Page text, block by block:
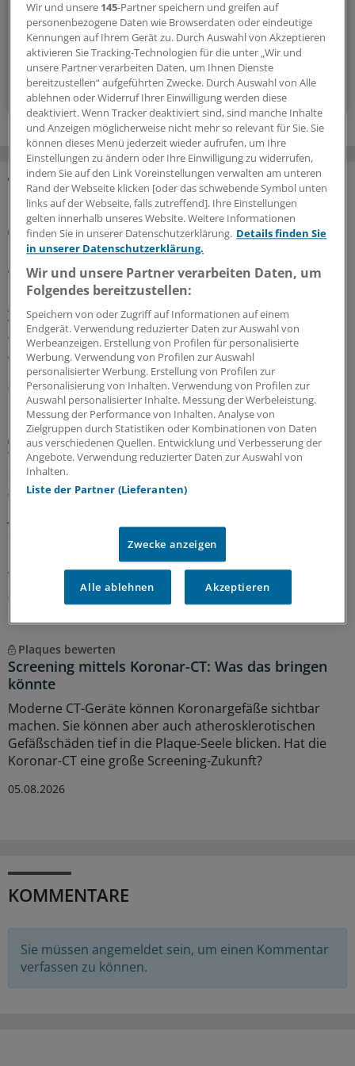
alle 2 Wochen (Mittwoch)
Zum Abonnieren bitte anmelden
MEHR ZUM THEMA
Risiko einschätzen und Lebensstil ändern
Diabetes und Vorhofflimmern: Das hilft gegen die
gefährliche Kombi
Ein Diabetes schlägt auf Nerven, Nieren, Gefäße und
Augen. Dass er auch Herzrhythmusstörungen und
Vorhofflimmern begünstigen kann, ist weniger bekannt.
Wie Sie Ihre Patientinnen und Patienten bestmöglich
versorgen.
06.08.2026
Gefahr meistens überschätzt
Thoraxschmerzen bei Kindern haben laut Analyse
selten kardiale Ursachen
Wird der Rettungsdienst gerufen, weil ein Kind oder ein
die Ursache meistens gutartig und selten kardialen
Ursprungs. Auffällige Vitalparameter sind jedoch ein
Alarmzeichen.
05.08.2026
Plaques bewerten
Screening mittels Koronar-CT: Was das bringen
könnte
Moderne CT-Geräte können Koronargefäße sichtbar
machen. Sie können aber auch atherosklerotischen
Gefäßschäden tief in die Plaque-Seele blicken. Hat die
Koronar-CT eine große Screening-Zukunft?
05.08.2026
KOMMENTARE
Sie müssen angemeldet sein, um einen Kommentar
verfassen zu können.
Wir und unsere 145-Partner speichern und greifen auf
personenbezogene Daten wie Browserdaten oder eindeutige
Kennungen auf Ihrem Gerät zu. Durch Auswahl von Akzeptieren
aktivieren Sie Tracking-Technologien für die unter „Wir und
unsere Partner verarbeiten Daten, um Ihnen Dienste
bereitzustellen“ aufgeführten Zwecke. Durch Auswahl von Alle
ablehnen oder Widerruf Ihrer Einwilligung werden diese
deaktiviert. Wenn Tracker deaktiviert sind, sind manche Inhalte
und Anzeigen möglicherweise nicht mehr so relevant für Sie. Sie
können dieses Menü jederzeit wieder aufrufen, um Ihre
Einstellungen zu ändern oder Ihre Einwilligung zu widerrufen,
indem Sie auf den Link Voreinstellungen verwalten am unteren
Rand der Webseite klicken [oder das schwebende Symbol unten
links auf der Webseite, falls zutreffend]. Ihre Einstellungen
gelten innerhalb unseres Website. Weitere Informationen
finden Sie in unserer Datenschutzerklärung. Details finden Sie
in unserer Datenschutzerklärung.
Wir und unsere Partner verarbeiten Daten, um
Folgendes bereitzustellen:
Speichern von oder Zugriff auf Informationen auf einem
Endgerät. Verwendung reduzierter Daten zur Auswahl von
Werbeanzeigen. Erstellung von Profilen für personalisierte
Werbung. Verwendung von Profilen zur Auswahl
personalisierter Werbung. Erstellung von Profilen zur
Personalisierung von Inhalten. Verwendung von Profilen zur
Auswahl personalisierter Inhalte. Messung der Werbeleistung.
Messung der Performance von Inhalten. Analyse von
Zielgruppen durch Statistiken oder Kombinationen von Daten
aus verschiedenen Quellen. Entwicklung und Verbesserung der
Angebote. Verwendung reduzierter Daten zur Auswahl von
Inhalten.
Liste der Partner (Lieferanten)
Zwecke anzeigen
Alle ablehnen Akzeptieren